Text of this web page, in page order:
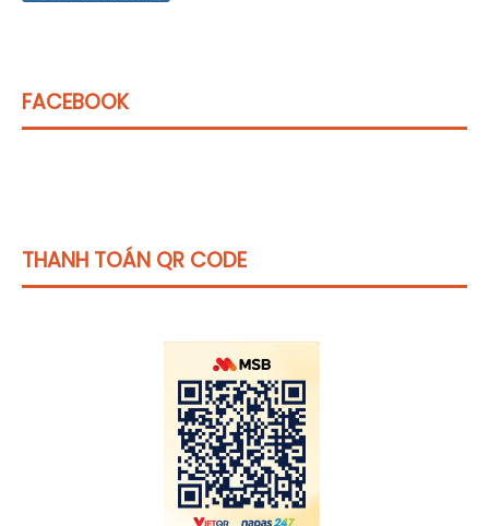
FACEBOOK
THANH TOÁN QR CODE